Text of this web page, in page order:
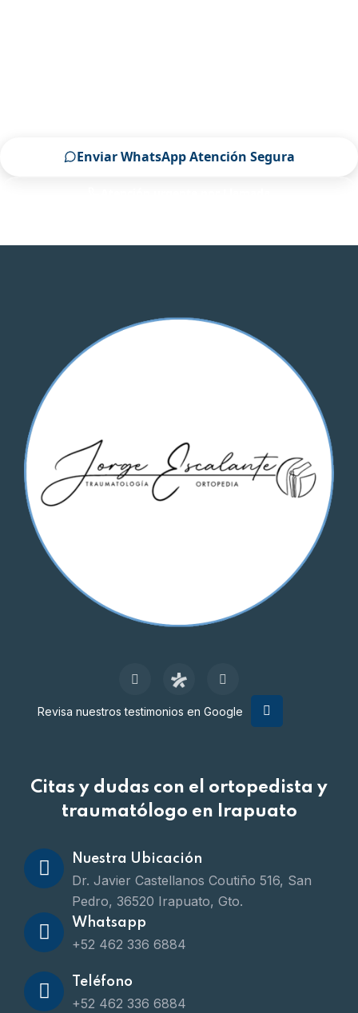
Enviar WhatsApp Atención Segura
Revisa nuestros testimonios en Google
Citas y dudas con el ortopedista y
traumatólogo en Irapuato
Nuestra Ubicación
Dr. Javier Castellanos Coutiño 516, San
Pedro, 36520 Irapuato, Gto.
Whatsapp
+52 462 336 6884
Teléfono
+52 462 336 6884